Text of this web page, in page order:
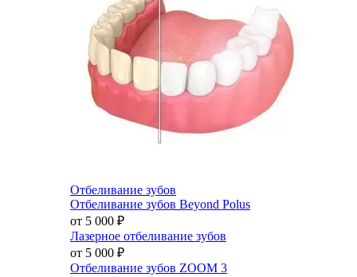
Отбеливание зубов
Отбеливание зубов Beyond Polus
от 5 000 ₽
Лазерное отбеливание зубов
от 5 000 ₽
Отбеливание зубов ZOOM 3